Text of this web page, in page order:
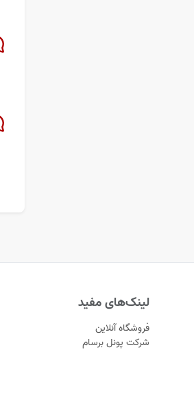
لینک‌های مفید
فروشگاه آنلاین
شرکت پونل برسام